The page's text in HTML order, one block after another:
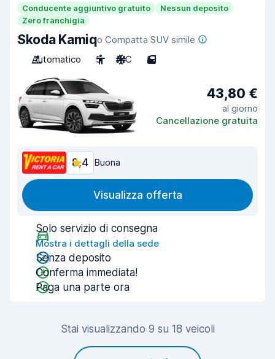
Conducente aggiuntivo gratuito
Nessun deposito
Zero franchigia
Skoda Kamiqo Compatta SUV simile
Automatico
5 A/C 5
43,80 €
al giorno
Cancellazione gratuita
8,4 Buona
Visualizza offerta
Solo servizio di consegna
Mostra i dettagli della sede
Senza deposito
Conferma immediata!
Paga una parte ora
Stai visualizzando 9 su 18 veicoli